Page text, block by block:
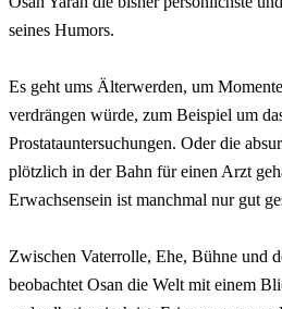
seines Humors.
Es geht ums Älterwerden, um
verdrängen würde, zum Beispiel um
Prostatauntersuchungen. Oder die
plötzlich in der Bahn für einen Arzt
Erwachsensein ist manchmal nur gut
Zwischen Vaterrolle, Ehe, Bühne und
beobachtet Osan die Welt mit einem